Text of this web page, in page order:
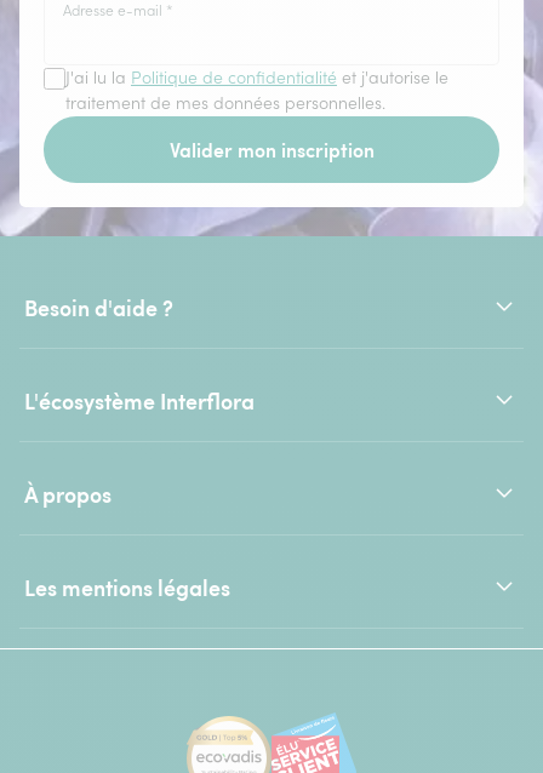
Adresse e-mail *
J'ai lu la Politique de confidentialité et j'autorise le
traitement de mes données personnelles.
Valider mon inscription
Besoin d'aide ?
L'écosystème Interflora
À propos
Les mentions légales